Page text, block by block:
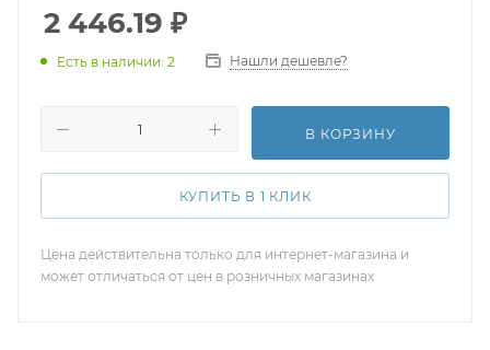
2 446.19 ₽
Есть в наличии: 2 Нашли дешевле?
В КОРЗИНУ
КУПИТЬ В 1 КЛИК
Цена действительна только для интернет-магазина и
может отличаться от цен в розничных магазинах